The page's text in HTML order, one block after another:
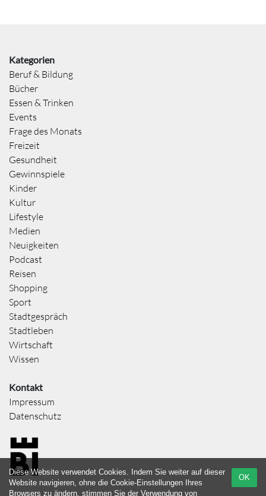
Kategorien
Beruf & Bildung
Bücher
Essen & Trinken
Events
Frage des Monats
Freizeit
Gesundheit
Gewinnspiele
Kinder
Kultur
Lifestyle
Medien
Neuigkeiten
Podcast
Reisen
Shopping
Sport
Stadtgespräch
Stadtleben
Wirtschaft
Wissen
Kontakt
Impressum
Datenschutz
OK
Diese Website verwendet Cookies. Indem Sie weiter auf dieser
Website navigieren, ohne die Cookie-Einstellungen Ihres
Browsers zu ändern, stimmen Sie der Verwendung von